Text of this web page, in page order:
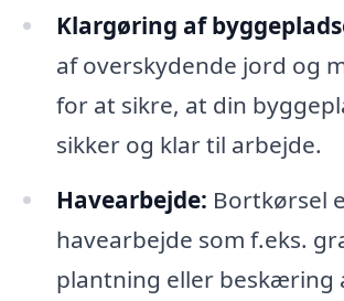
Klargøring af
af overskydende jord og
for at sikre, at din
sikker og klar til arbejde.
Havearbejde: Bortkørsel
havearbejde som f.eks.
plantning eller beskæring